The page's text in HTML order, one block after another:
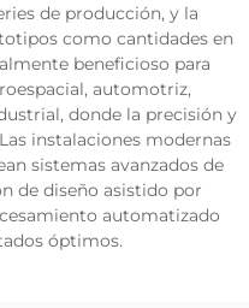
de producción, y la
como cantidades en
beneficioso para
automotriz,
donde la precisión y
instalaciones modernas
sistemas avanzados de
de diseño asistido por
automatizado
óptimos.